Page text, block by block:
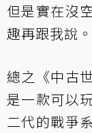
但是實在沒
趣再跟我說。
總之《中古
是一款可以
二代的戰爭